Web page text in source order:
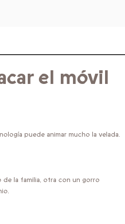
el móvil
puede animar mucho la velada.
la familia, otra con un gorro